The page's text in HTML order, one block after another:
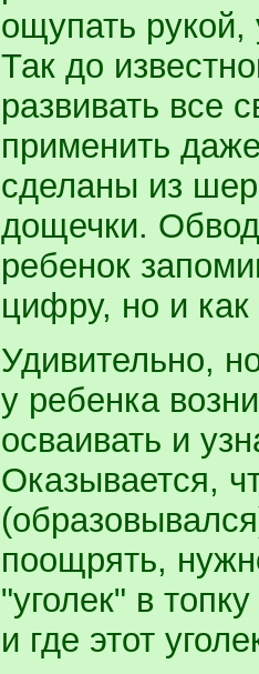
ощупать
Так до
развивать все
применить
сделаны из
дощечки.
ребенок
цифру, но и как
Удивительно,
у ребенка
осваивать и
Оказывается,
поощрять,
"уголек" в
и где этот